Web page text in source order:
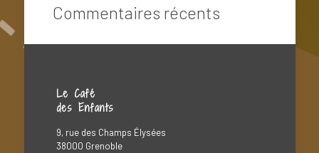
Commentaires récents
Le Café
des Enfants
9, rue des Champs Élysées
38000 Grenoble